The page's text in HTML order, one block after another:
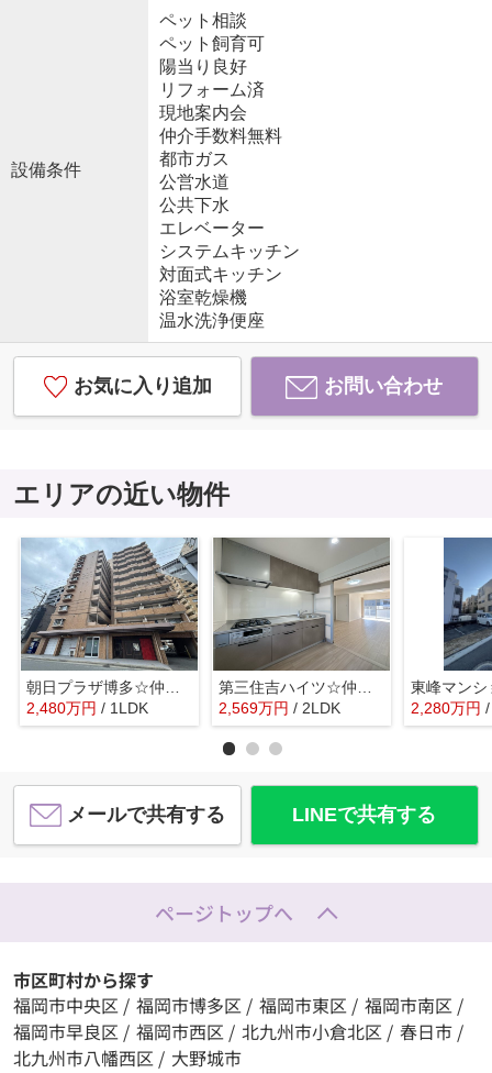
設備条件
ペット相談
ペット飼育可
陽当り良好
リフォーム済
現地案内会
仲介手数料無料
都市ガス
公営水道
公共下水
エレベーター
システムキッチン
対面式キッチン
浴室乾燥機
温水洗浄便座
お気に入り追加 お問い合わせ
エリアの近い物件
2,480万円 / 1LDK
2,569万円 / 2LDK 2,280万円
メールで共有する LINEで共有する
ページトップへ
市区町村から探す
福岡市中央区 / 福岡市博多区 / 福岡市東区 / 福岡市南区 /
福岡市早良区 / 福岡市西区 / 北九州市小倉北区 / 春日市 /
北九州市八幡西区 / 大野城市